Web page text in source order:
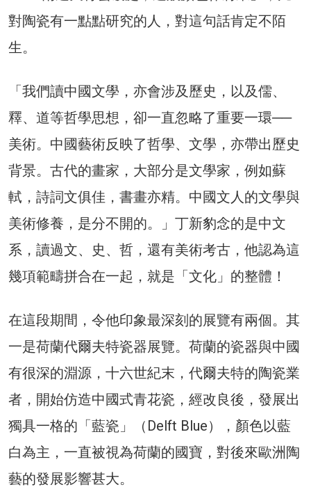
對陶瓷有一點點研究的人，對這句話肯定不陌
生。
「我們讀中國文學，亦會涉及歷史，以及儒、
釋、道等哲學思想，卻一直忽略了重要一環──
美術。中國藝術反映了哲學、文學，亦帶出歷史
背景。古代的畫家，大部分是文學家，例如蘇
軾，詩詞文俱佳，書畫亦精。中國文人的文學與
美術修養，是分不開的。」丁新豹念的是中文
系，讀過文、史、哲，還有美術考古，他認為這
幾項範疇拼合在一起，就是「文化」的整體！
在這段期間，令他印象最深刻的展覽有兩個。其
一是荷蘭代爾夫特瓷器展覽。荷蘭的瓷器與中國
有很深的淵源，十六世紀末，代爾夫特的陶瓷業
者，開始仿造中國式青花瓷，經改良後，發展出
獨具一格的「藍瓷」（Delft Blue），顏色以藍
白為主，一直被視為荷蘭的國寶，對後來歐洲陶
藝的發展影響甚大。